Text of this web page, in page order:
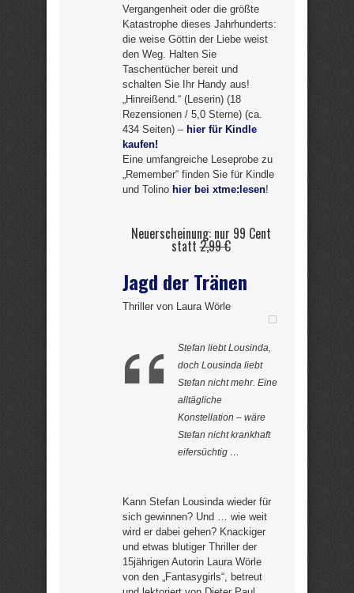
Vergangenheit oder die größte
Katastrophe dieses Jahrhunderts:
die weise Göttin der Liebe weist
den Weg. Halten Sie
Taschentücher bereit und
schalten Sie Ihr Handy aus!
„Hinreißend.“ (Leserin) (18
Rezensionen / 5,0 Sterne) (ca.
434 Seiten) – hier für Kindle
kaufen!
Eine umfangreiche Leseprobe zu
„Remember“ finden Sie für Kindle
und Tolino hier bei xtme:lesen!
Neuerscheinung: nur 99 Cent
statt2,99 €
Jagd der Tränen
Thriller von Laura Wörle
Stefan liebt Lousinda,
doch Lousinda liebt
Stefan nicht mehr. Eine
alltägliche
Konstellation – wäre
Stefan nicht krankhaft
eifersüchtig …
Kann Stefan Lousinda wieder für
sich gewinnen? Und … wie weit
wird er dabei gehen? Knackiger
und etwas blutiger Thriller der
15jährigen Autorin Laura Wörle
von den „Fantasygirls“, betreut